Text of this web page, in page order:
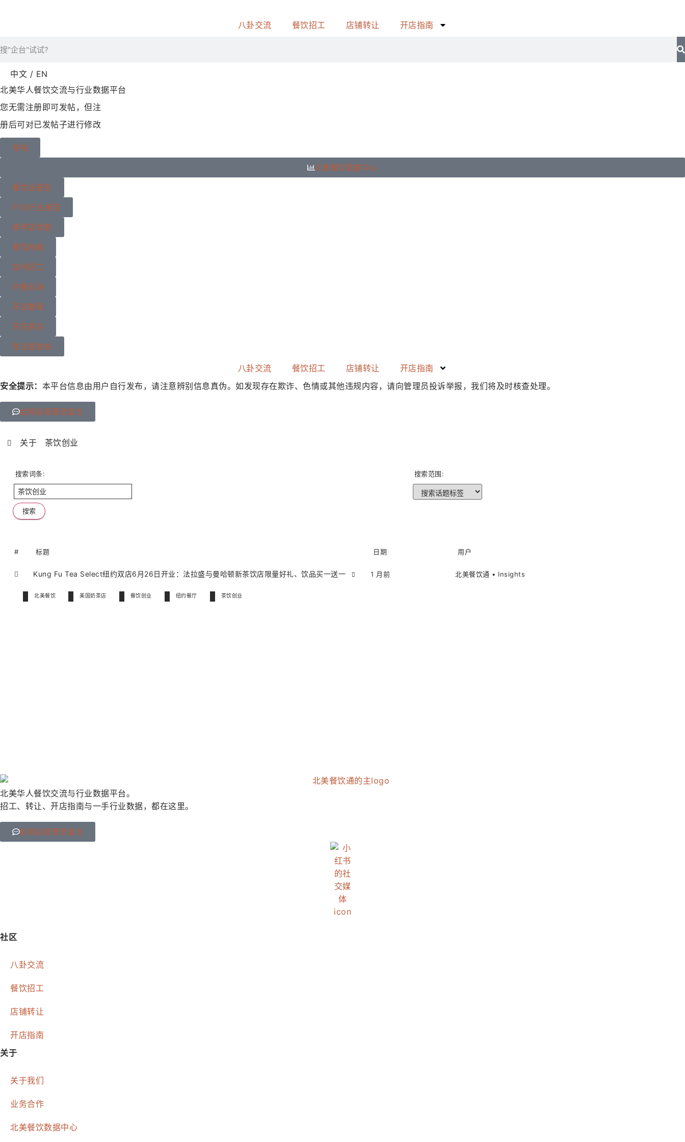
八卦交流 餐饮招工 店铺转让 开店指南
中文 / EN
北美华人餐饮交流与行业数据平台
您无需注册即可发帖，但注
册后可对已发帖子进行修改
发帖
北美餐饮数据中心
餐饮业报告
POS行业报告
美甲店地图
餐馆电脑
加州招工
中餐出海
开店教程
开奶茶店
免注册发帖
八卦交流 餐饮招工 店铺转让
开店指南
安全提示： 本平台信息由用户自行发布，请注意辨别信息真伪。如发现存在欺诈、色情或其他违规内容，请向管理员投诉举报，我们将及时核查处理。
给网站管理员留言
关于: 茶饮创业
搜索词条: 搜索范围:
# 标题 日期 用户
Kung Fu Tea Select纽约双店6月26日开业：法拉盛与曼哈顿新茶饮店限量好礼、饮品买一送一 1 月前 北美餐饮通 • Insights
北美餐饮 美国奶茶店 餐饮创业 纽约餐厅 茶饮创业
北美华人餐饮交流与行业数据平台。
招工、转让、开店指南与一手行业数据，都在这里。
给网站管理员留言
社区
八卦交流
餐饮招工
店铺转让
开店指南
关于
关于我们
业务合作
北美餐饮数据中心